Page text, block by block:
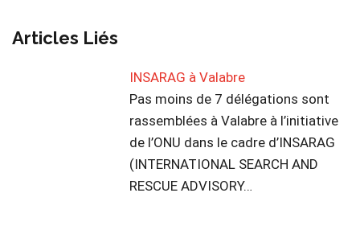
Articles Liés
INSARAG à Valabre
Pas moins de 7 délégations sont
rassemblées à Valabre à l’initiative
de l’ONU dans le cadre d’INSARAG
(INTERNATIONAL SEARCH AND
RESCUE ADVISORY…